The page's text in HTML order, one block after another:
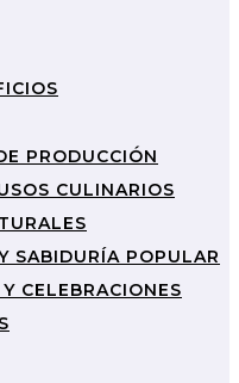
PRODUCCIÓN
CULINARIOS
SABIDURÍA POPULAR
CELEBRACIONES